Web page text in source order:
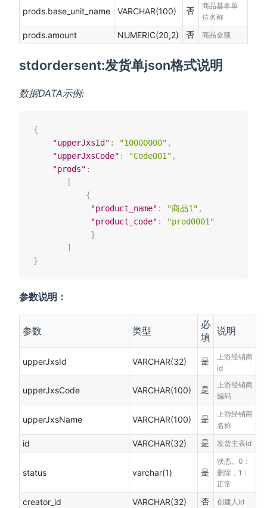
prods.base_unit_name VARCHAR(100) 否
商品基本单
位名称
prods.amount NUMERIC(20,2) 否 商品金额
stdordersent:发货单json格式说明
数据DATA示例:
{
"upperJxsId" : "10000000" ,
"upperJxsCode" : "Code001" ,
"prods" :
[
{
"product_name" : "商品1" ,
"product_code" :
"prod0001"
}
]
}
参数说明：
参数 类型
必
填
说明
upperJxsId VARCHAR(32) 是
上游经销商
id
upperJxsCode VARCHAR(100) 是
上游经销商
编码
upperJxsName VARCHAR(100) 是
上游经销商
名称
id VARCHAR(32) 是 发货主表id
status varchar(1) 是
状态。0：
删除，1：
正常
creator_id VARCHAR(32) 否 创建人id